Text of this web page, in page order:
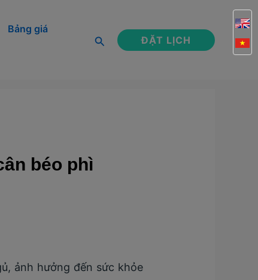
Bảng giá
Tìm
ĐẶT LỊCH
béo phì
ảnh hưởng đến sức khỏe